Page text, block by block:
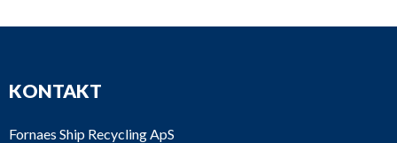
KONTAKT
Fornaes Ship Recycling ApS